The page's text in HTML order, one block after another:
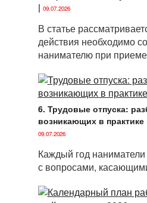
| 09.07.2026
В статье
действия необходимо
нанимателю при
6. Трудовые отпуска:
возникающих в практике
09.07.2026
Каждый год наниматели
с вопросами,